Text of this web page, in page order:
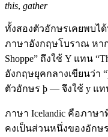
this, gather
ทั้งสองตัวอักษรเคยพบไ
ภาษาอังกฤษโบราณ หาก
Shoppe” ถึงใช้ Y แทน
อังกฤษยุคกลางเขียนว่า
ตัวอักษร þ — จึงใช้ y แ
ภาษา Icelandic คือภาษ
คงเป็นส่วนหนึ่งของอักษ